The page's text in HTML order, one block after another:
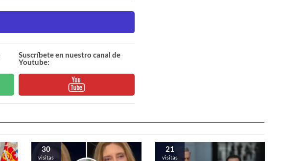
Suscríbete en nuestro canal de
Youtube:
30
visitas
21
visitas